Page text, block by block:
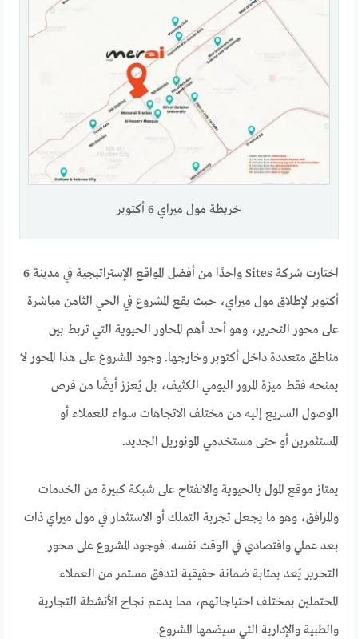
خريطة مول ميراي 6 أكتوبر
اختارت شركة Sites واحدًا من أفضل المواقع الإستراتيجية في مدينة 6
أكتوبر لإطلاق مول ميراي، حيث يقع المشروع في الحي الثامن مباشرة
على محور التحرير، وهو أحد أهم المحاور الحيوية التي تربط بين
مناطق متعددة داخل أكتوبر وخارجها. وجود المشروع على هذا المحور لا
يمنحه فقط ميزة المرور اليومي الكثيف، بل يُعزز أيضًا من فرص
الوصول السريع إليه من مختلف الاتجاهات سواء للعملاء أو
المستثمرين أو حتى مستخدمي المونوريل الجديد.
يمتاز موقع المول بالحيوية والانفتاح على شبكة كبيرة من الخدمات
والمرافق، وهو ما يجعل تجربة التملك أو الاستثمار في مول ميراي ذات
بعد عملي واقتصادي في الوقت نفسه. فوجود المشروع على محور
التحرير يُعد بمثابة ضمانة حقيقية لتدفق مستمر من العملاء
المحتملين بمختلف احتياجاتهم، مما يدعم نجاح الأنشطة التجارية
والطبية والإدارية التي سيضمها المشروع.